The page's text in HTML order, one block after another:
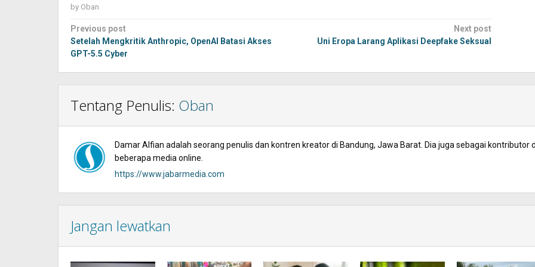
by Oban
Post
navigation
Previous post
Setelah Mengkritik Anthropic, OpenAI Batasi Akses
GPT-5.5 Cyber
Next post
Uni Eropa Larang Aplikasi Deepfake Seksual
Tentang Penulis: Oban
Damar Alfian adalah seorang penulis dan kontren kreator di Bandung, Jawa Barat. Dia juga sebagai kontributor
beberapa media online.
https://www.jabarmedia.com
Jangan lewatkan